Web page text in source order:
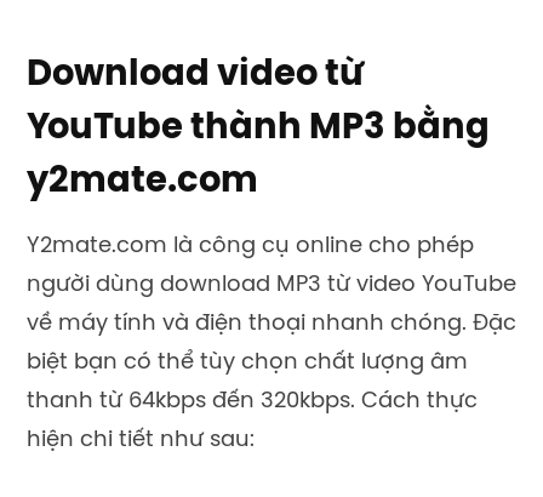
Download video từ
YouTube thành MP3 bằng
y2mate.com
Y2mate.com là công cụ online cho phép
người dùng download MP3 từ video YouTube
về máy tính và điện thoại nhanh chóng. Đặc
biệt bạn có thể tùy chọn chất lượng âm
thanh từ 64kbps đến 320kbps. Cách thực
hiện chi tiết như sau: